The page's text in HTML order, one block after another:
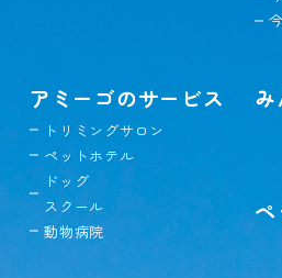
アミーゴのサービス
トリミングサロン
ペットホテル
ドッグ
スクール
動物病院
ペ